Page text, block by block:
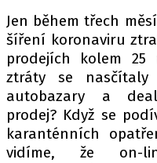
Pošlete e-
Jen během třech
šíření koronaviru
prodejích kolem
ztráty se
autobazary a
prodej? Když se
karanténních
vidíme, že on-